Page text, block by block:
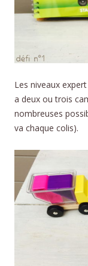
Les niveaux
a deux ou trois
nombreuses
va chaque colis).